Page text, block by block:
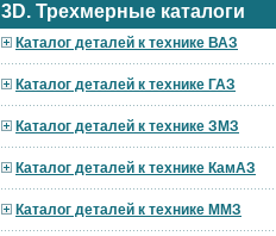
3D. Трехмерные каталоги
Каталог деталей к технике ВАЗ
Каталог деталей к технике ГАЗ
Каталог деталей к технике ЗМЗ
Каталог деталей к технике КамАЗ
Каталог деталей к технике ММЗ